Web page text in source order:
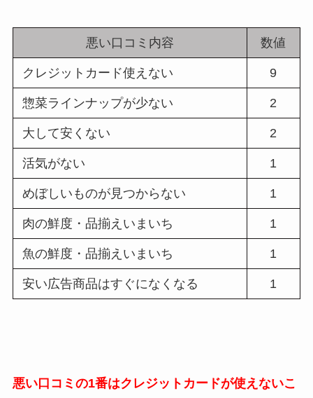
悪い口コミ内容 数値
クレジットカード使えない 9
惣菜ラインナップが少ない 2
大して安くない 2
活気がない 1
めぼしいものが見つからない 1
肉の鮮度・品揃えいまいち 1
魚の鮮度・品揃えいまいち 1
安い広告商品はすぐになくなる 1
悪い口コミの1番はクレジットカードが使えないこ